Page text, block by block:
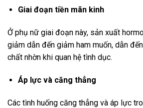
Giai đoạn tiền mãn kinh
Ở phụ nữ giai đoạn này, sản xuất
giảm dẫn đến giảm ham muốn, dẫn
chất nhờn khi quan hệ tình dục.
Áp lực và căng thẳng
Các tình huống căng thẳng và áp lực